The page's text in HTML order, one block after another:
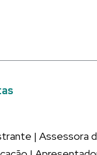
| Assessora